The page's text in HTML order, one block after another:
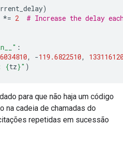
)
*= 2 # Increase the delay
:
, -119.6822510,
{tz}" )
para que não haja um código
na cadeia de chamadas do
repetidas em sucessão